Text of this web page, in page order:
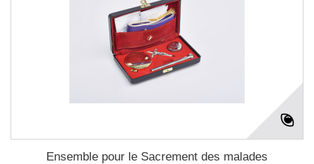
Ensemble pour le Sacrement des malades